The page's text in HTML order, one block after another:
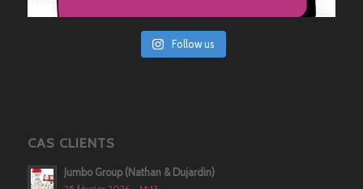
Follow us
CAS CLIENTS
Jumbo Group (Nathan & Dujardin)